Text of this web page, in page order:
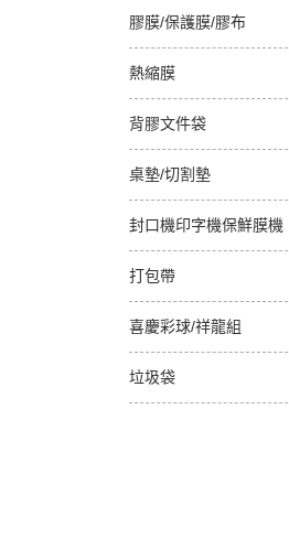
膠膜/保護膜/膠布
熱縮膜
背膠文件袋
桌墊/切割墊
封口機印字機保鮮膜機
打包帶
喜慶彩球/祥龍組
垃圾袋